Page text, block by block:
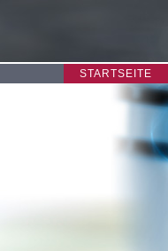
STARTSEITE